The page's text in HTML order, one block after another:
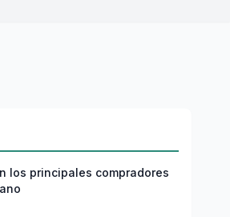
los principales compradores